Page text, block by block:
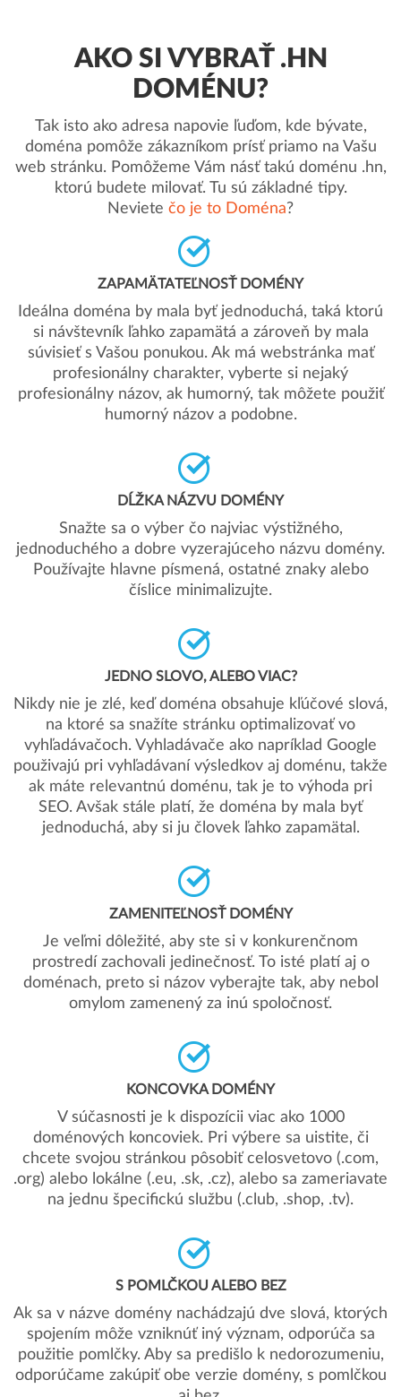
AKO SI VYBRAŤ .HN
DOMÉNU?
Tak isto ako adresa napovie ľuďom, kde bývate,
doména pomôže zákazníkom prísť priamo na Vašu
web stránku. Pomôžeme Vám násť takú doménu .hn,
ktorú budete milovať. Tu sú základné tipy.
Neviete čo je to Doména?
ZAPAMÄTATEĽNOSŤ DOMÉNY
Ideálna doména by mala byť jednoduchá, taká ktorú
si návštevník ľahko zapamätá a zároveň by mala
súvisieť s Vašou ponukou. Ak má webstránka mať
profesionálny charakter, vyberte si nejaký
profesionálny názov, ak humorný, tak môžete použiť
humorný názov a podobne.
DĹŽKA NÁZVU DOMÉNY
Snažte sa o výber čo najviac výstižného,
jednoduchého a dobre vyzerajúceho názvu domény.
Používajte hlavne písmená, ostatné znaky alebo
číslice minimalizujte.
JEDNO SLOVO, ALEBO VIAC?
Nikdy nie je zlé, keď doména obsahuje kľúčové slová,
na ktoré sa snažíte stránku optimalizovať vo
vyhľadávačoch. Vyhladávače ako napríklad Google
použivajú pri vyhľadávaní výsledkov aj doménu, takže
ak máte relevantnú doménu, tak je to výhoda pri
SEO. Avšak stále platí, že doména by mala byť
jednoduchá, aby si ju človek ľahko zapamätal.
ZAMENITEĽNOSŤ DOMÉNY
Je veľmi dôležité, aby ste si v konkurenčnom
prostredí zachovali jedinečnosť. To isté platí aj o
doménach, preto si názov vyberajte tak, aby nebol
omylom zamenený za inú spoločnosť.
KONCOVKA DOMÉNY
V súčasnosti je k dispozícii viac ako 1000
doménových koncoviek. Pri výbere sa uistite, či
chcete svojou stránkou pôsobiť celosvetovo (.com,
.org) alebo lokálne (.eu, .sk, .cz), alebo sa zameriavate
na jednu špecifickú službu (.club, .shop, .tv).
S POMLČKOU ALEBO BEZ
Ak sa v názve domény nachádzajú dve slová, ktorých
spojením môže vzniknúť iný význam, odporúča sa
použitie pomlčky. Aby sa predišlo k nedorozumeniu,
odporúčame zakúpiť obe verzie domény, s pomlčkou